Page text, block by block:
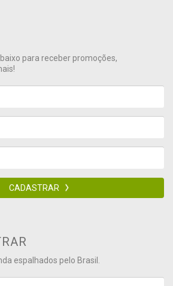
para receber promoções,
CADASTRAR
espalhados pelo Brasil.